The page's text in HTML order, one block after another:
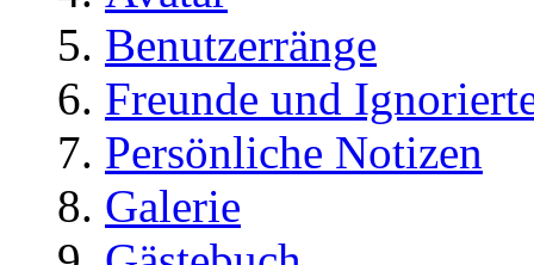
Benutzerränge
Freunde und
Persönliche Notizen
Galerie